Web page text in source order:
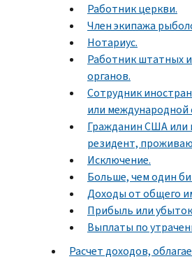
Работник церкви.
Член экипажа
Нотариус.
Работник штатных
органов.
Сотрудник
или международной
Гражданин США или
резидент,
Исключение.
Больше, чем один
Доходы от общего
Прибыль или убыток
Выплаты по
Расчет доходов,